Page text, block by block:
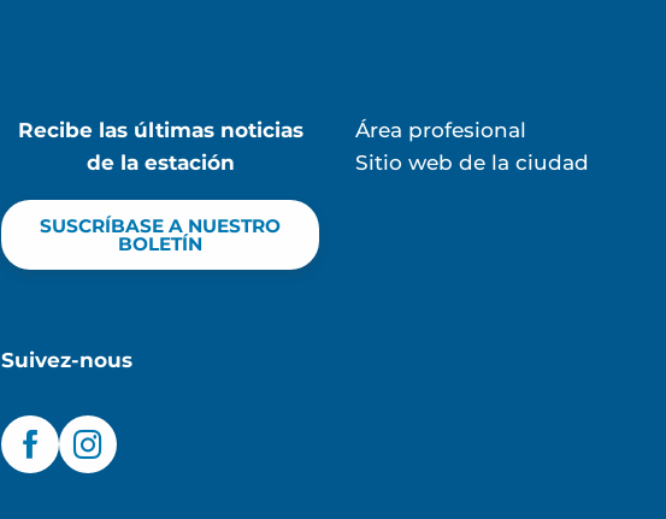
Recibe las últimas noticias
de la estación
SUSCRÍBASE A NUESTRO
BOLETÍN
Suivez-nous
Área profesional
Sitio web de la ciudad